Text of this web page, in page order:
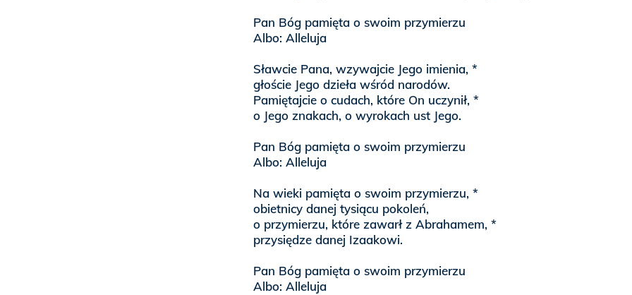
Pan Bóg pamięta o swoim przymierzu
Albo: Alleluja
Sławcie Pana, wzywajcie Jego imienia, *
głoście Jego dzieła wśród narodów.
Pamiętajcie o cudach, które On uczynił, *
o Jego znakach, o wyrokach ust Jego.
Pan Bóg pamięta o swoim przymierzu
Albo: Alleluja
Na wieki pamięta o swoim przymierzu, *
obietnicy danej tysiącu pokoleń,
o przymierzu, które zawarł z Abrahamem, *
przysiędze danej Izaakowi.
Pan Bóg pamięta o swoim przymierzu
Albo: Alleluja